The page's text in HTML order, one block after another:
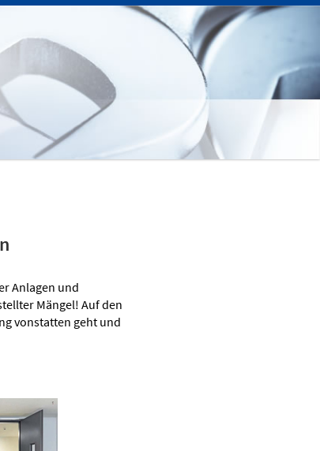
Anlagen und
Mängel! Auf den
vonstatten geht und